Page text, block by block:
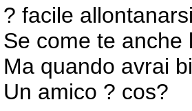
? facile
Se come te anche
Ma quando avrai
Un amico ? cos?